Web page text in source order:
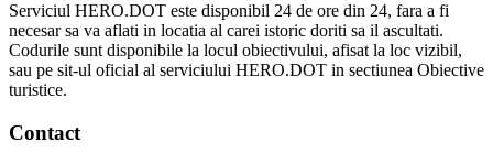
Serviciul HERO.DOT este disponibil 24 de ore din 24, fara a fi
necesar sa va aflati in locatia al carei istoric doriti sa il ascultati.
Codurile sunt disponibile la locul obiectivului, afisat la loc vizibil,
sau pe sit-ul oficial al serviciului HERO.DOT in sectiunea Obiective
turistice.
Contact